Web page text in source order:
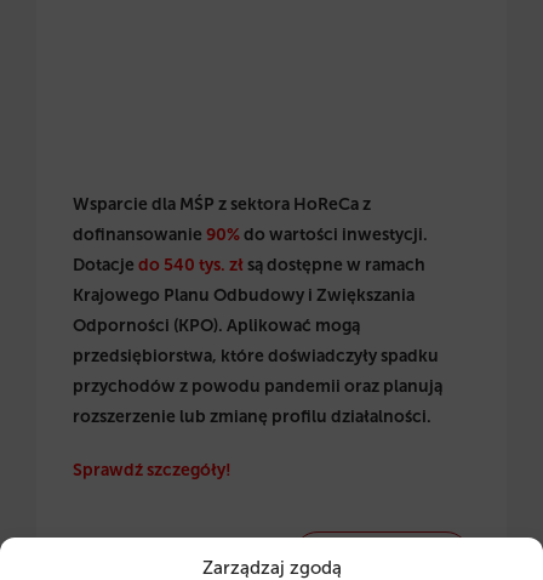
Zarządzaj zgodą
Wsparcie dla MŚP z sektora HoReCa z
dofinansowanie 90%do wartości inwestycji.
Dotacje do 540 tys. zł są dostępne w ramach
Krajowego Planu Odbudowy i Zwiększania
Odporności (KPO). Aplikować mogą
przedsiębiorstwa, które doświadczyły spadku
przychodów z powodu pandemii oraz planują
rozszerzenie lub zmianę profilu działalności.
Sprawdź szczegóły!